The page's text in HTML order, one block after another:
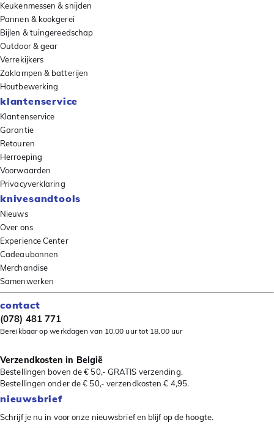
Keukenmessen & snijden
Pannen & kookgerei
Bijlen & tuingereedschap
Outdoor & gear
Verrekijkers
Zaklampen & batterijen
Houtbewerking
klantenservice
Klantenservice
Garantie
Retouren
Herroeping
Voorwaarden
Privacyverklaring
knivesandtools
Nieuws
Over ons
Experience Center
Cadeaubonnen
Merchandise
Samenwerken
contact
(078) 481 771
Bereikbaar op werkdagen van 10.00 uur tot 18.00 uur
Verzendkosten in België
Bestellingen boven de € 50,- GRATIS verzending.
Bestellingen onder de € 50,- verzendkosten € 4,95.
nieuwsbrief
Schrijf je nu in voor onze nieuwsbrief en blijf op de hoogte.